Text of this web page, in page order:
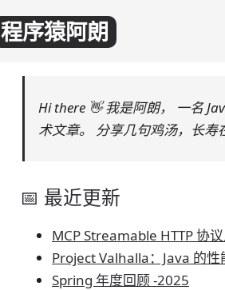
程序猿阿朗
Hi there 👋 我是阿朗， 一名
术文章。 分享几句鸡汤，长寿
📅 最近更新
MCP Streamable HTTP 协
Project Valhalla：Java 的性
Spring 年度回顾 -2025